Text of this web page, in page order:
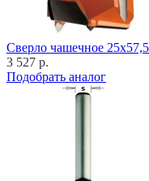
Cверло чашечное
3 527 р.
Подобрать аналог